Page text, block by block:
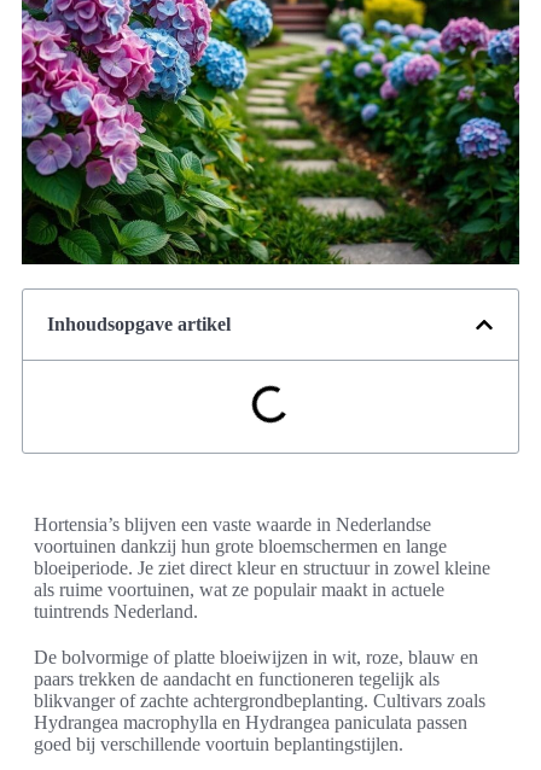
Inhoudsopgave artikel
Hortensia’s blijven een vaste waarde in Nederlandse
voortuinen dankzij hun grote bloemschermen en lange
bloeiperiode. Je ziet direct kleur en structuur in zowel kleine
als ruime voortuinen, wat ze populair maakt in actuele
tuintrends Nederland.
De bolvormige of platte bloeiwijzen in wit, roze, blauw en
paars trekken de aandacht en functioneren tegelijk als
blikvanger of zachte achtergrondbeplanting. Cultivars zoals
Hydrangea macrophylla en Hydrangea paniculata passen
goed bij verschillende voortuin beplantingstijlen.